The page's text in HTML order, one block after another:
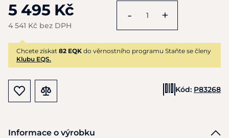
5 495 Kč
4 541 Kč bez DPH
- +
Chcete získat 82 EQK do věrnostního programu Staňte se členy
Klubu EQS.
Kód: P83268
Informace o výrobku